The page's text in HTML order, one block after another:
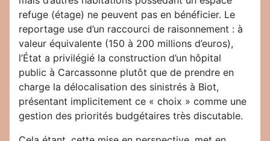
refuge (étage) ne peuvent pas en bénéficier. Le
reportage use d’un raccourci de raisonnement : à
valeur équivalente (150 à 200 millions d’euros),
l’État a privilégié la construction d’un hôpital
public à Carcassonne plutôt que de prendre en
charge la délocalisation des sinistrés à Biot,
présentant implicitement ce « choix » comme une
gestion des priorités budgétaires très discutable.